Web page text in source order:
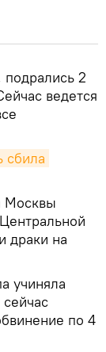
2
ведется
сбила
Москвы
драки на
учиняла
по 4